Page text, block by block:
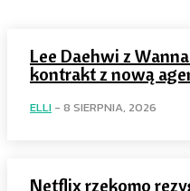
Lee Daehwi z
kontrakt z nową
ELLI - 8 SIERPNIA, 2026
Netflix rzekomo